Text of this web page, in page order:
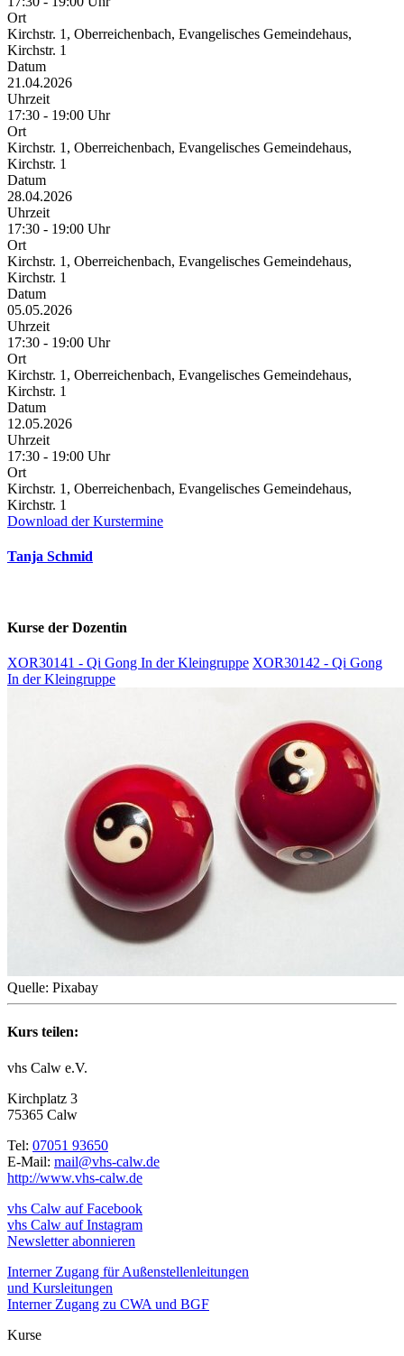
Ort
Kirchstr. 1, Oberreichenbach, Evangelisches Gemeindehaus,
Kirchstr. 1
Datum
21.04.2026
Uhrzeit
17:30 - 19:00 Uhr
Ort
Kirchstr. 1, Oberreichenbach, Evangelisches Gemeindehaus,
Kirchstr. 1
Datum
28.04.2026
Uhrzeit
17:30 - 19:00 Uhr
Ort
Kirchstr. 1, Oberreichenbach, Evangelisches Gemeindehaus,
Kirchstr. 1
Datum
05.05.2026
Uhrzeit
17:30 - 19:00 Uhr
Ort
Kirchstr. 1, Oberreichenbach, Evangelisches Gemeindehaus,
Kirchstr. 1
Datum
12.05.2026
Uhrzeit
17:30 - 19:00 Uhr
Ort
Kirchstr. 1, Oberreichenbach, Evangelisches Gemeindehaus,
Kirchstr. 1
Download der Kurstermine
Tanja Schmid
Kurse der Dozentin
XOR30141 - Qi Gong In der Kleingruppe XOR30142 - Qi Gong
In der Kleingruppe
Quelle: Pixabay
Kurs teilen:
vhs Calw e.V.
Kirchplatz 3
75365 Calw
Tel: 07051 93650
E-Mail: mail@vhs-calw.de
http://www.vhs-calw.de
vhs Calw auf Facebook
vhs Calw auf Instagram
Newsletter abonnieren
Interner Zugang für Außenstellenleitungen
und Kursleitungen
Interner Zugang zu CWA und BGF
Kurse